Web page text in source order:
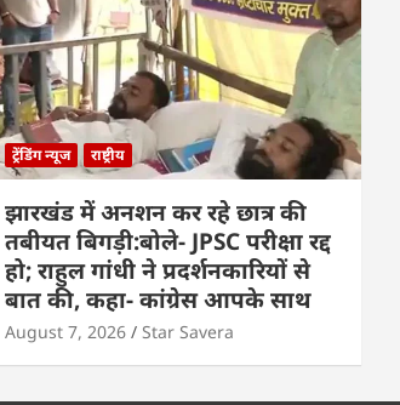
ट्रेंडिंग न्यूज राष्ट्रीय
झारखंड में अनशन कर रहे छात्र की
तबीयत बिगड़ी:बोले- JPSC परीक्षा रद्द
हो; राहुल गांधी ने प्रदर्शनकारियों से
बात की, कहा- कांग्रेस आपके साथ
August 7, 2026 Star Savera